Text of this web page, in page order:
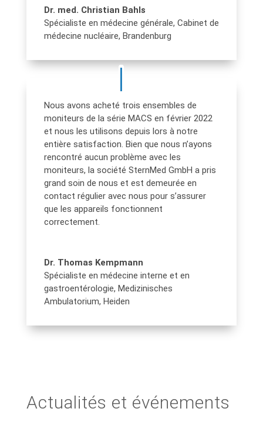
Dr. med. Christian Bahls
Spécialiste en médecine générale, Cabinet de
médecine nucléaire, Brandenburg
Nous avons acheté trois ensembles de
moniteurs de la série MACS en février 2022
et nous les utilisons depuis lors à notre
entière satisfaction. Bien que nous n’ayons
rencontré aucun problème avec les
moniteurs, la société SternMed GmbH a pris
grand soin de nous et est demeurée en
contact régulier avec nous pour s’assurer
que les appareils fonctionnent
correctement.
Dr. Thomas Kempmann
Spécialiste en médecine interne et en
gastroentérologie, Medizinisches
Ambulatorium, Heiden
Actualités et événements